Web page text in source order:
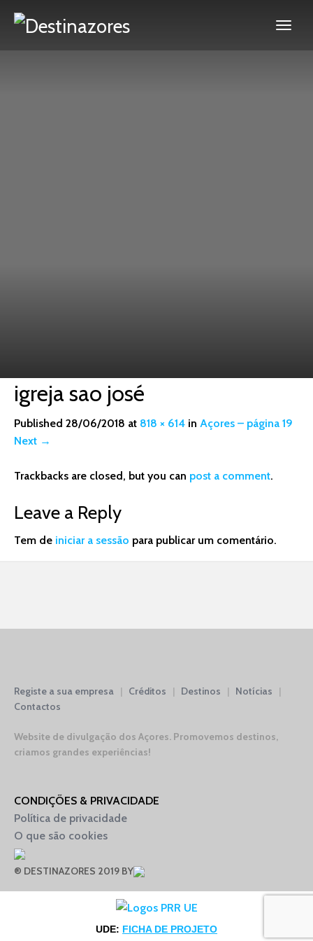
igreja sao josé
Published 28/06/2018 at 818 × 614 in Açores – página 19
Next →
Trackbacks are closed, but you can post a comment.
Leave a Reply
Tem de iniciar a sessão para publicar um comentário.
Registe a sua empresa | Créditos | Destinos | Notícias |
Contactos
Website de divulgação dos Açores. Promovemos destinos,
criamos grandes experiências!
CONDIÇÕES & PRIVACIDADE
Política de privacidade
O que são cookies
® DESTINAZORES 2019 BY
UDE: FICHA DE PROJETO